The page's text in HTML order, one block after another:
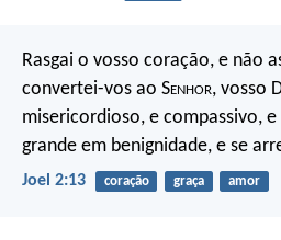
Rasgai o vosso coração, e não
convertei-vos ao Senhor, vosso
misericordioso, e compassivo,
grande em benignidade, e se
Joel 2:13 coração graça amor